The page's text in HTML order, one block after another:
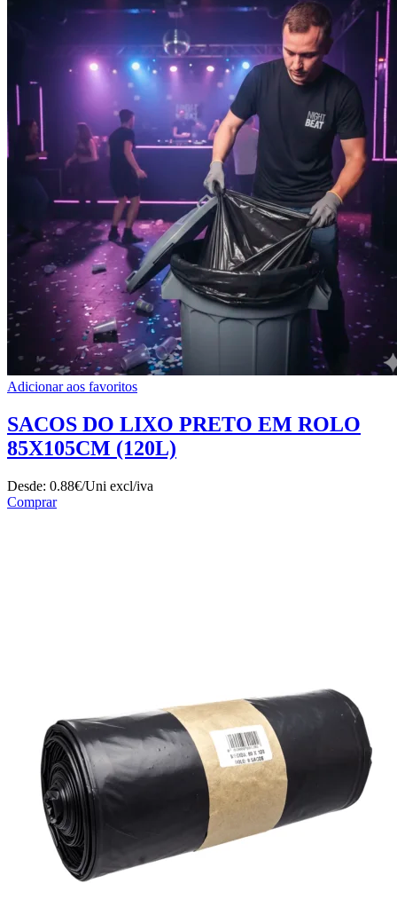
Adicionar aos favoritos
SACOS DO LIXO PRETO EM ROLO
85X105CM (120L)
Desde: 0.88€/Uni excl/iva
Comprar